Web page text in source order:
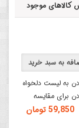
کالاهای موجود
به سبد خرید
به لیست دلخواه
برای مقایسه
59,850 تومان